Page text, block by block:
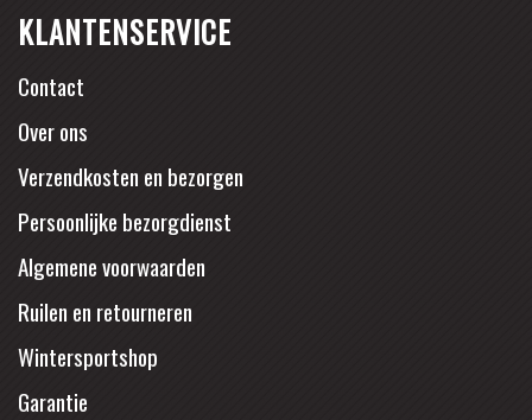
KLANTENSERVICE
Contact
Over ons
Verzendkosten en bezorgen
Persoonlijke bezorgdienst
Algemene voorwaarden
Ruilen en retourneren
Wintersportshop
Garantie